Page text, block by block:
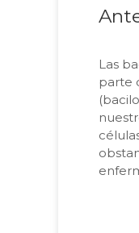
Las
parte